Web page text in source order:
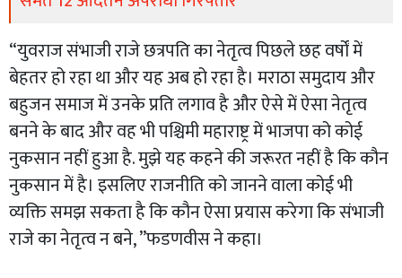
“युवराज संभाजी राजे छत्रपति का नेतृत्व पिछले छह वर्षों में
बेहतर हो रहा था और यह अब हो रहा है। मराठा समुदाय और
बहुजन समाज में उनके प्रति लगाव है और ऐसे में ऐसा नेतृत्व
बनने के बाद और वह भी पश्चिमी महाराष्ट्र में भाजपा को कोई
नुकसान नहीं हुआ है. मुझे यह कहने की जरूरत नहीं है कि कौन
नुकसान में है। इसलिए राजनीति को जानने वाला कोई भी
व्यक्ति समझ सकता है कि कौन ऐसा प्रयास करेगा कि संभाजी
राजे का नेतृत्व न बने, ”फडणवीस ने कहा।